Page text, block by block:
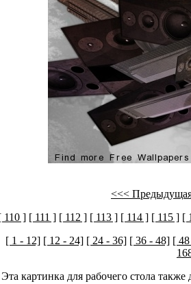
<<<
110 ] [ 111 ] [ 112 ] [ 113 ] [ 114 ] [ 115 ] [
[ 1 - 12] [ 12 - 24] [ 24 - 36] [ 36 - 48] [
Эта картинка для рабочего стола